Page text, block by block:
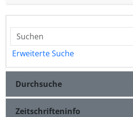
Erweiterte Suche
Durchsuche
Zeitschrifteninfo